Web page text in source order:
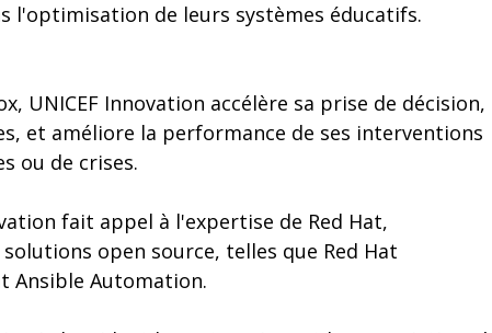
l'optimisation de leurs systèmes éducatifs.
UNICEF Innovation accélère sa prise de décision,
et améliore la performance de ses interventions
ou de crises.
fait appel à l'expertise de Red Hat,
open source, telles que Red Hat
Ansible Automation.